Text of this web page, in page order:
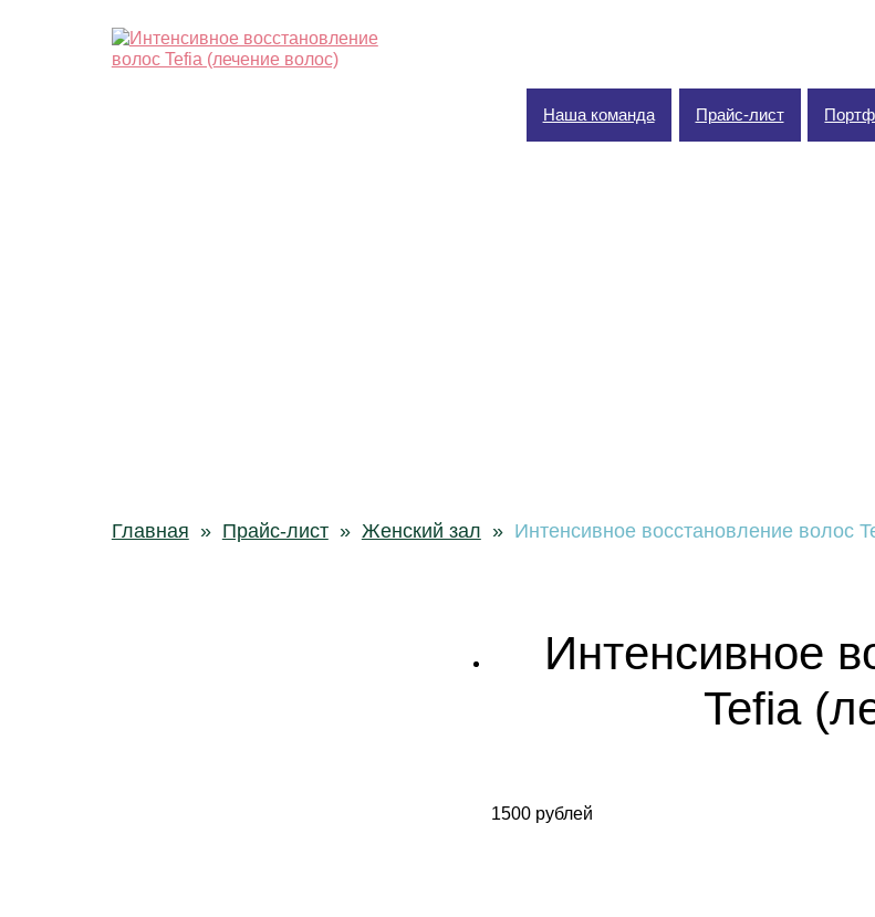
Наша команда Прайс-лист
Главная » Прайс-лист » Женский зал » Интенсивное восстановление волос
Интенсивное
Tefia
1500 рублей